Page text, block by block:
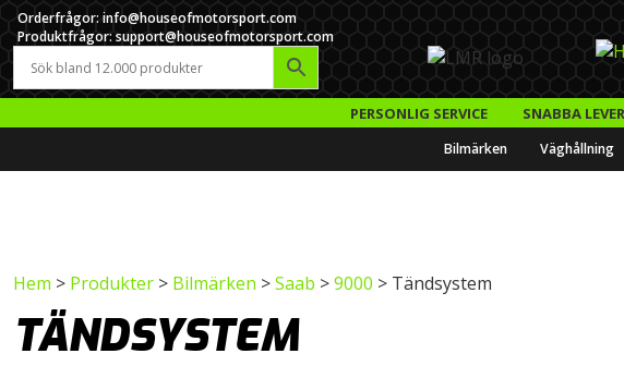
Orderfrågor: info@houseofmotorsport.com
Produktfrågor: support@houseofmotorsport.com
PERSONLIG SERVICE SNABBA
Bilmärken Väghållning
Hem > Produkter > Bilmärken >Saab >9000 > Tändsystem
TÄNDSYSTEM